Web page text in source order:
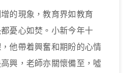
的現象，教育界如教育
憂心如焚。小新今年十
他帶着興奮和期盼的心情
興，老師亦關懷備至，噓